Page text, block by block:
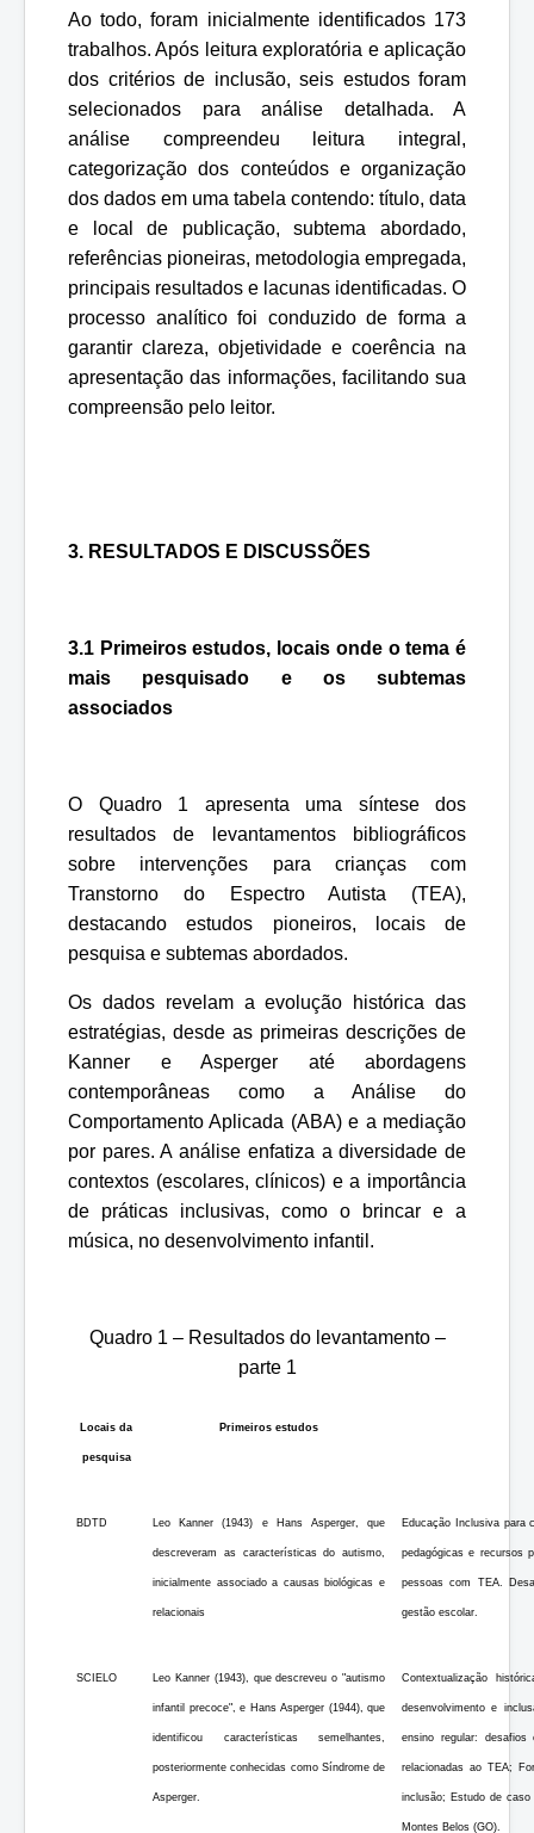
Ao todo, foram inicialmente identificados 173
trabalhos. Após leitura exploratória e aplicação
dos critérios de inclusão, seis estudos foram
selecionados para análise detalhada. A
análise compreendeu leitura integral,
categorização dos conteúdos e organização
dos dados em uma tabela contendo: título, data
e local de publicação, subtema abordado,
referências pioneiras, metodologia empregada,
principais resultados e lacunas identificadas. O
processo analítico foi conduzido de forma a
garantir clareza, objetividade e coerência na
apresentação das informações, facilitando sua
compreensão pelo leitor.
3. RESULTADOS E DISCUSSÕES
3.1 Primeiros estudos, locais onde o tema é
mais pesquisado e os subtemas
associados
O Quadro 1 apresenta uma síntese dos
resultados de levantamentos bibliográficos
sobre intervenções para crianças com
Transtorno do Espectro Autista (TEA),
destacando estudos pioneiros, locais de
pesquisa e subtemas abordados.
Os dados revelam a evolução histórica das
estratégias, desde as primeiras descrições de
Kanner e Asperger até abordagens
contemporâneas como a Análise do
Comportamento Aplicada (ABA) e a mediação
por pares. A análise enfatiza a diversidade de
contextos (escolares, clínicos) e a importância
de práticas inclusivas, como o brincar e a
música, no desenvolvimento infantil.
Quadro 1 – Resultados do levantamento –
parte 1
Locais da
pesquisa
Primeiros estudos
BDTD Leo Kanner (1943) e Hans Asperger, que
descreveram as características do autismo,
inicialmente associado a causas biológicas e
relacionais
Educação Inclusiva para
pedagógicas e recursos
pessoas com TEA.
gestão escolar.
SCIELO Leo Kanner (1943), que descreveu o "autismo
infantil precoce", e Hans Asperger (1944), que
identificou características semelhantes,
posteriormente conhecidas como Síndrome de
Asperger.
Contextualização
desenvolvimento e
ensino regular:
relacionadas ao TEA;
inclusão; Estudo de
Montes Belos (GO).